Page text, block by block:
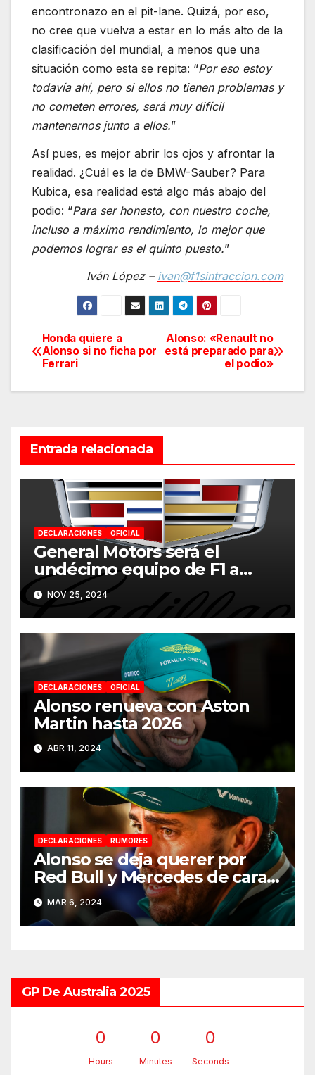
encontronazo en el pit-lane. Quizá, por eso,
no cree que vuelva a estar en lo más alto de la
clasificación del mundial, a menos que una
situación como esta se repita: “Por eso estoy
todavía ahí, pero si ellos no tienen problemas y
no cometen errores, será muy difícil
mantenernos junto a ellos.”
Así pues, es mejor abrir los ojos y afrontar la
realidad. ¿Cuál es la de BMW-Sauber? Para
Kubica, esa realidad está algo más abajo del
podio: “Para ser honesto, con nuestro coche,
incluso a máximo rendimiento, lo mejor que
podemos lograr es el quinto puesto.”
Iván López – ivan@f1sintraccion.com
Navegación
de
Alonso: «Renault no
está preparado para
el podio»
Honda quiere a
Alonso si no ficha por
Ferrari
Entrada relacionada
DECLARACIONES OFICIAL
General Motors será el
undécimo equipo de F1 a
partir de 2026
NOV 25, 2024
DECLARACIONES OFICIAL
Alonso renueva con Aston
Martin hasta 2026
ABR 11, 2024
DECLARACIONES RUMORES
Alonso se deja querer por
Red Bull y Mercedes de cara a
2025
MAR 6, 2024
GP De Australia 2025
0
Hours
0
Minutes
0
Seconds